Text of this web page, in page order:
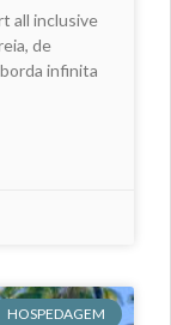
all inclusive
de
infinita
HOSPEDAGEM